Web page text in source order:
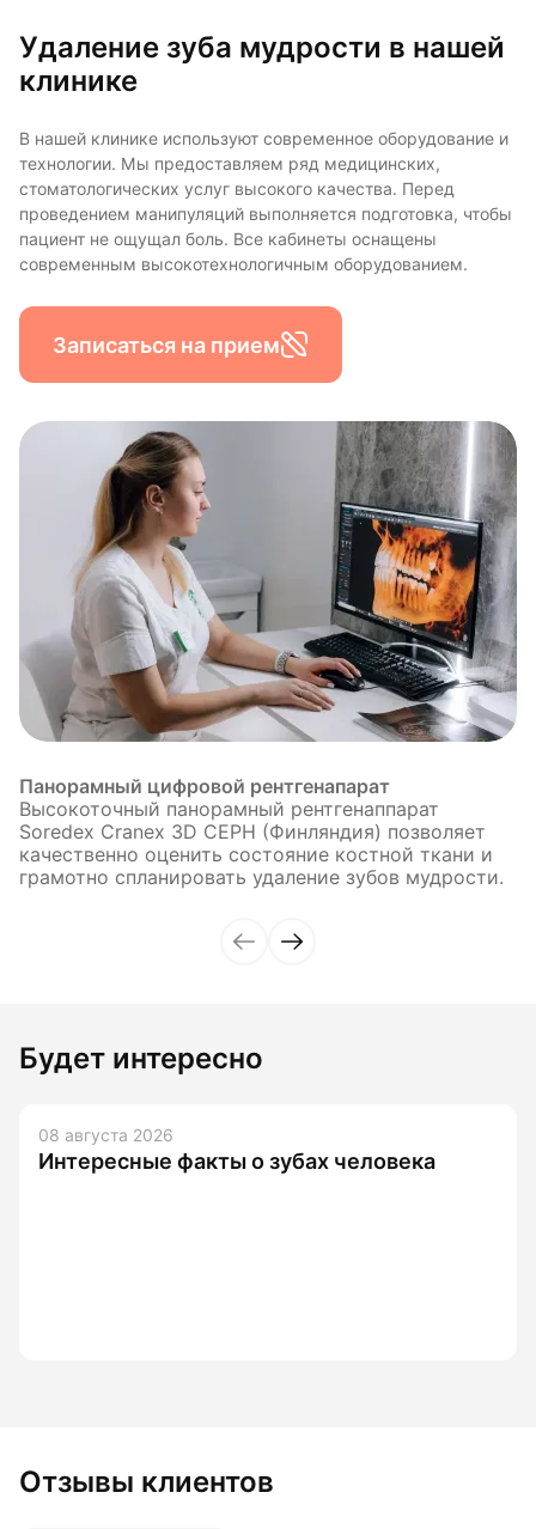
Удаление зуба мудрости в нашей
клинике
В нашей клинике используют современное оборудование и
технологии. Мы предоставляем ряд медицинских,
стоматологических услуг высокого качества. Перед
проведением манипуляций выполняется подготовка, чтобы
пациент не ощущал боль. Все кабинеты оснащены
современным высокотехнологичным оборудованием.
Записаться на прием
Панорамный цифровой рентгенапарат
Высокоточный панорамный рентгенаппарат
Soredex Cranex 3D CEPH (Финляндия) позволяет
качественно оценить состояние костной ткани и
грамотно спланировать удаление зубов мудрости.
Будет интересно
08 августа 2026
Интересные факты о зубах человека
Отзывы клиентов